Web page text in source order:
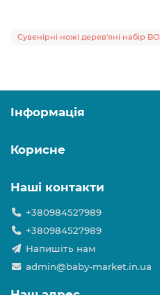
Сувенірні ножі дерев'яні набір
Інформація
Корисне
Наші контакти
+380984527989
+380984527989
Напишіть нам
admin@baby-market.in.ua